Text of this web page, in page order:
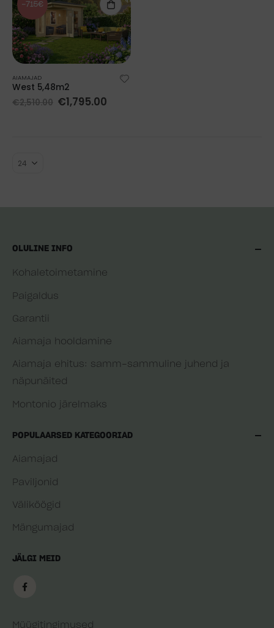
-715€
AIAMAJAD
West 5,48m2
€2,510.00 €1,795.00
OLULINE INFO
Kohaletoimetamine
Paigaldus
Garantii
Aiamaja hooldamine
Aiamaja ehitus: samm-sammuline juhend ja
näpunäited
Montonio järelmaks
POPULAARSED KATEGOORIAD
Aiamajad
Paviljonid
Väliköögid
Mängumajad
JÄLGI MEID
Müügitingimused